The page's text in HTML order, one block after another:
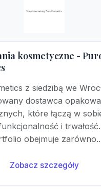
kosmetyczne -
z siedzibą we
dostawca
które łączą w
i trwałość.
obejmuje
Zobacz szczegóły